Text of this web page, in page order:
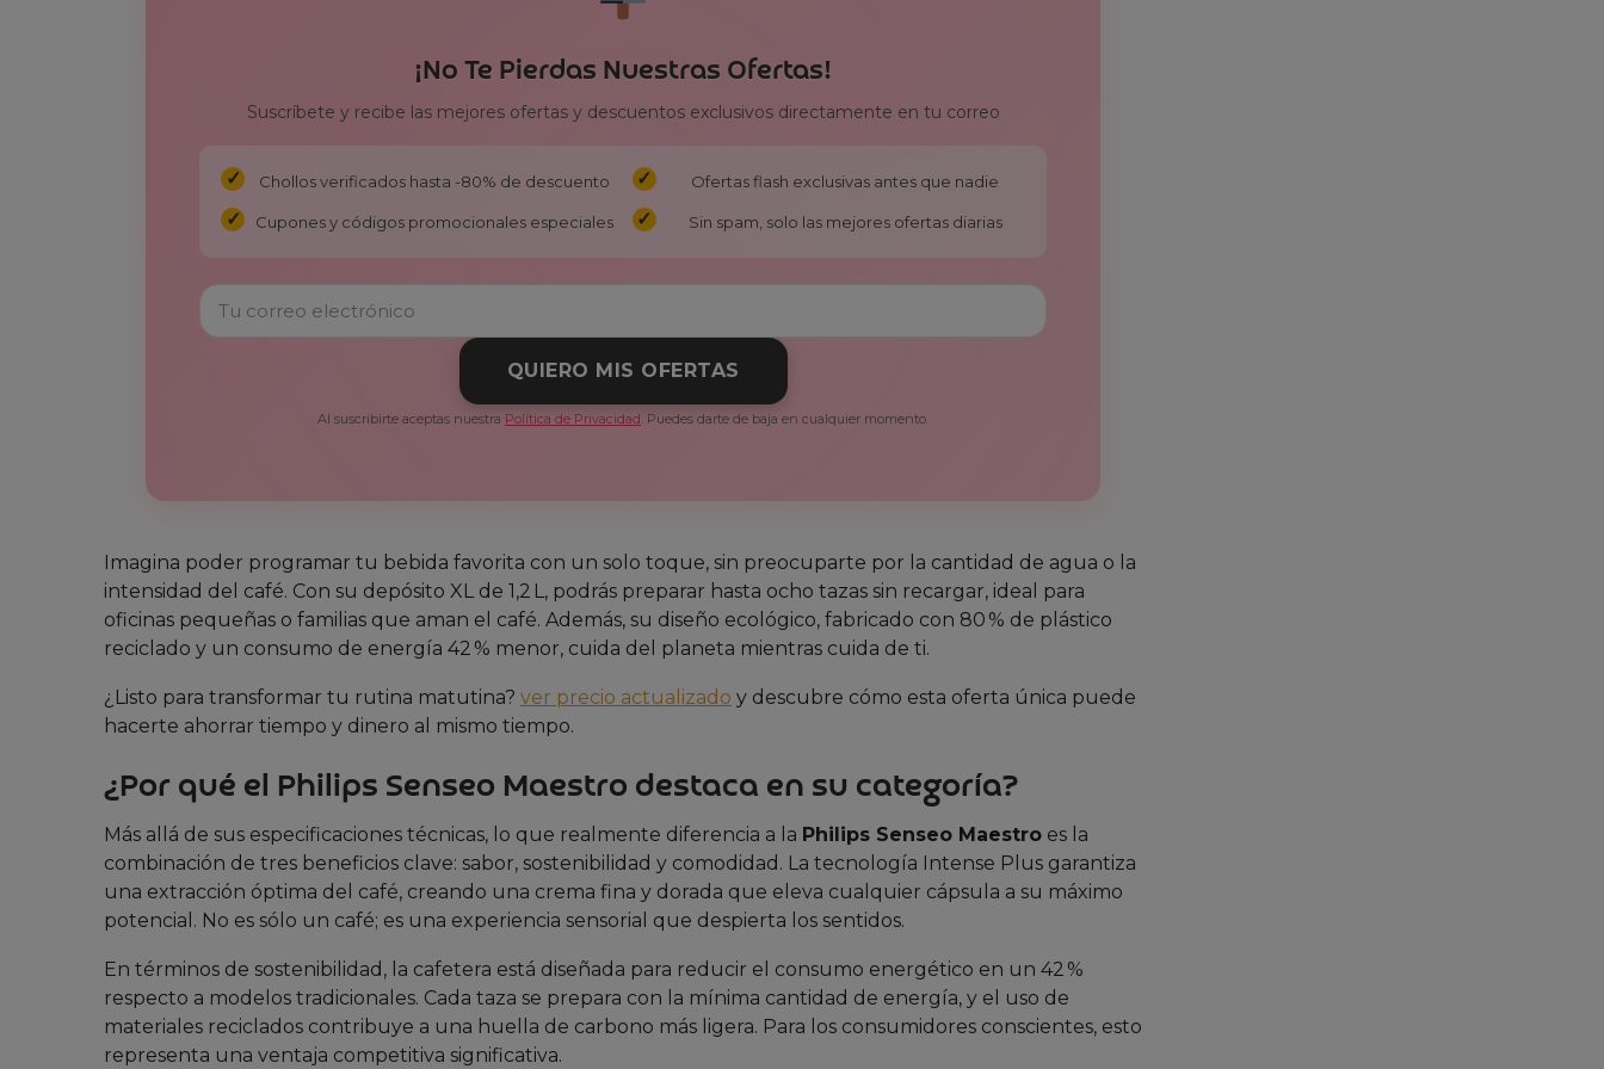
¡No Te Pierdas Nuestras Ofertas!
Suscríbete y recibe las mejores ofertas y descuentos exclusivos directamente en tu correo
Chollos verificados hasta -80% de descuento Ofertas flash exclusivas antes que nadie
Cupones y códigos promocionales especiales Sin spam, solo las mejores ofertas diarias
QUIERO MIS OFERTAS
Al suscribirte aceptas nuestra Política de Privacidad . Puedes darte de baja en cualquier momento.
Imagina poder programar tu bebida favorita con un solo toque, sin preocuparte por la cantidad de agua o la
intensidad del café. Con su depósito XL de 1,2 L, podrás preparar hasta ocho tazas sin recargar, ideal para
oficinas pequeñas o familias que aman el café. Además, su diseño ecológico, fabricado con 80 % de plástico
reciclado y un consumo de energía 42 % menor, cuida del planeta mientras cuida de ti.
¿Listo para transformar tu rutina matutina? ver precio actualizado y descubre cómo esta oferta única puede
hacerte ahorrar tiempo y dinero al mismo tiempo.
¿Por qué el Philips Senseo Maestro destaca en su categoría?
Más allá de sus especificaciones técnicas, lo que realmente diferencia a la Philips Senseo Maestro es la
combinación de tres beneficios clave: sabor, sostenibilidad y comodidad. La tecnología Intense Plus garantiza
una extracción óptima del café, creando una crema fina y dorada que eleva cualquier cápsula a su máximo
potencial. No es sólo un café; es una experiencia sensorial que despierta los sentidos.
En términos de sostenibilidad, la cafetera está diseñada para reducir el consumo energético en un 42 %
respecto a modelos tradicionales. Cada taza se prepara con la mínima cantidad de energía, y el uso de
materiales reciclados contribuye a una huella de carbono más ligera. Para los consumidores conscientes, esto
representa una ventaja competitiva significativa.